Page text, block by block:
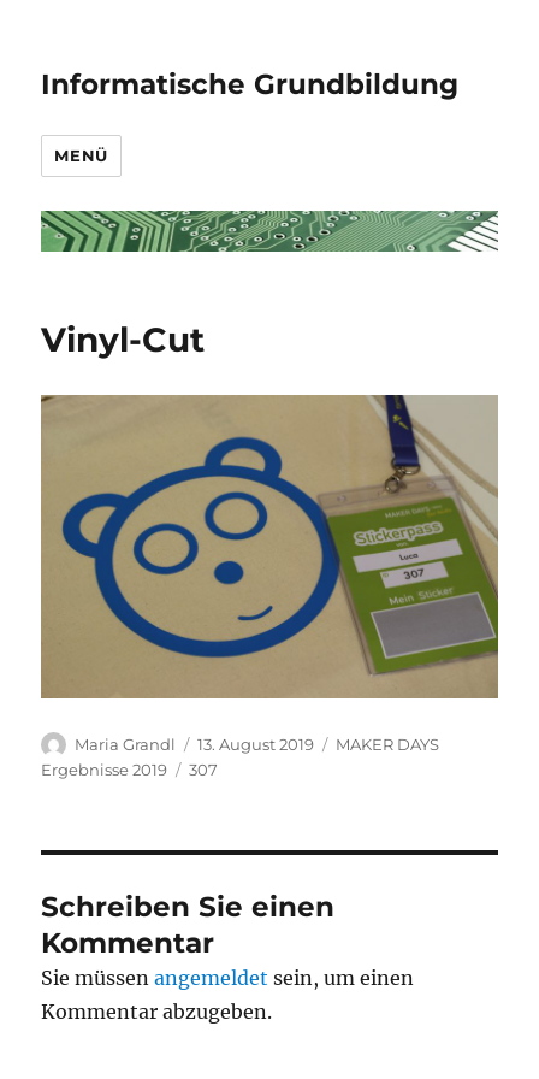
Informatische Grundbildung
MENÜ
Vinyl-Cut
Autor
Maria Grandl
Veröffentlicht
am
13. August 2019 Kategorien
MAKER DAYS
Ergebnisse 2019
Schlagwörter
307
Schreiben Sie einen
Kommentar
Sie müssenangemeldet sein, um einen
Kommentar abzugeben.